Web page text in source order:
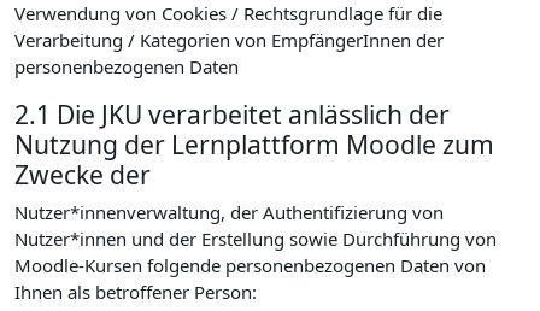
Verwendung von Cookies / Rechtsgrundlage für die
Verarbeitung / Kategorien von EmpfängerInnen der
personenbezogenen Daten
2.1 Die JKU verarbeitet anlässlich der
Nutzung der Lernplattform Moodle zum
Zwecke der
Nutzer*innenverwaltung, der Authentifizierung von
Nutzer*innen und der Erstellung sowie Durchführung von
Moodle-Kursen folgende personenbezogenen Daten von
Ihnen als betroffener Person: